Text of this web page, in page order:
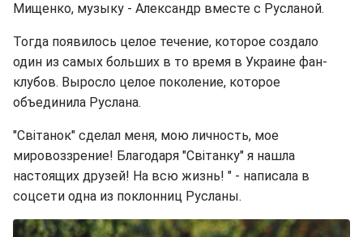
Мищенко, музыку - Александр вместе с Русланой.
Тогда появилось целое течение, которое создало
один из самых больших в то время в Украине фан-
клубов. Выросло целое поколение, которое
объединила Руслана.
"Світанок" сделал меня, мою личность, мое
мировоззрение! Благодаря "Світанку" я нашла
настоящих друзей! На всю жизнь! " - написала в
соцсети одна из поклонниц Русланы.